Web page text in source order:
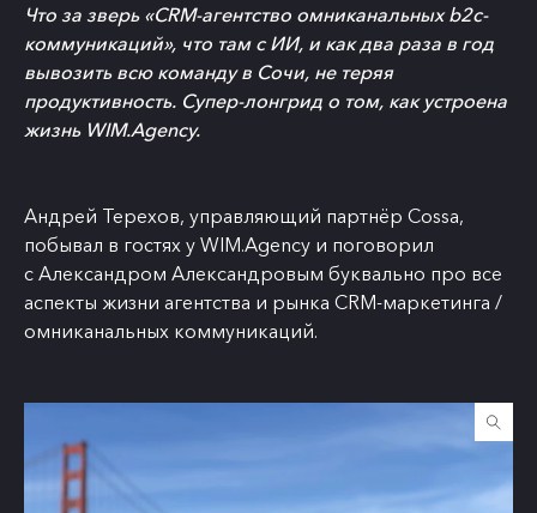
Что за зверь «CRM-агентство омниканальных b2c-
коммуникаций», что там с ИИ, и как два раза в год
вывозить всю команду в Сочи, не теряя
продуктивность. Супер-лонгрид о том, как устроена
жизнь WIM.Agency.
Андрей Терехов, управляющий партнёр Cossa,
побывал в гостях у WIM.Agency и поговорил
с Александром Александровым буквально про все
аспекты жизни агентства и рынка CRM-маркетинга /
омниканальных коммуникаций.